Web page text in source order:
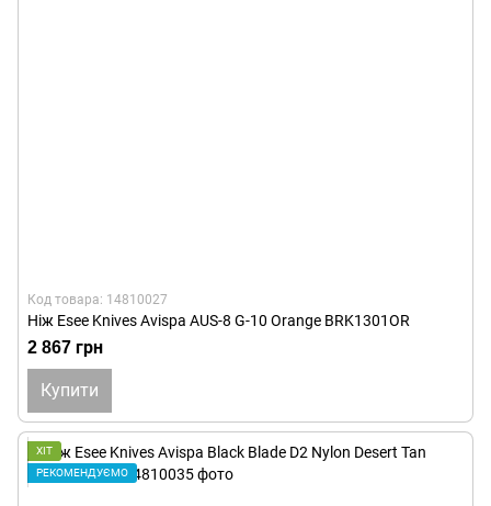
Код товара: 14810027
Ніж Esee Knives Avispa AUS-8 G-10 Orange BRK1301OR
2 867 грн
Купити
ХІТ
РЕКОМЕНДУЄМО